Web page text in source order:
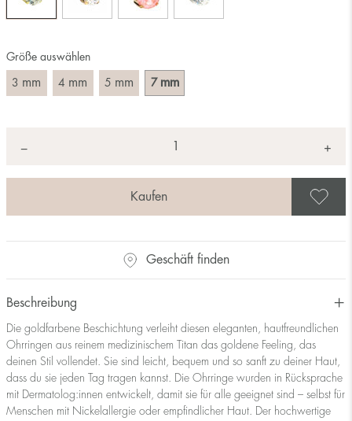
Größe auswählen
3 mm 4 mm 5 mm 7 mm
− +
Geschäft finden
Beschreibung
Die goldfarbene Beschichtung verleiht diesen eleganten, hautfreundlichen
Ohrringen aus reinem medizinischem Titan das goldene Feeling, das
deinen Stil vollendet. Sie sind leicht, bequem und so sanft zu deiner Haut,
dass du sie jeden Tag tragen kannst. Die Ohrringe wurden in Rücksprache
mit Dermatolog:innen entwickelt, damit sie für alle geeignet sind – selbst für
Menschen mit Nickelallergie oder empfindlicher Haut. Der hochwertige